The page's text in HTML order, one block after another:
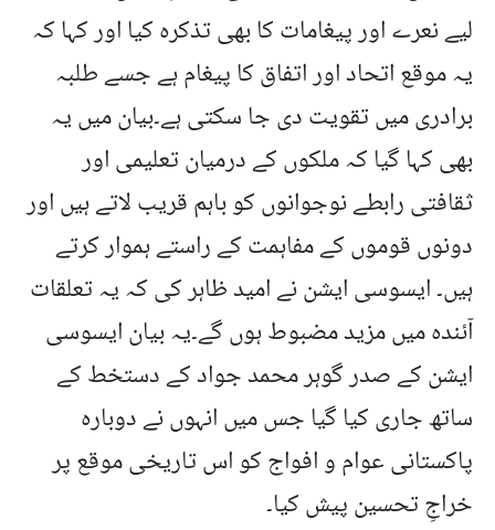
لیے نعرے اور پیغامات کا بھی تذکرہ کیا اور کہا کہ
یہ موقع اتحاد اور اتفاق کا پیغام ہے جسے طلبہ
برادری میں تقویت دی جا سکتی ہے۔بیان میں یہ
بھی کہا گیا کہ ملکوں کے درمیان تعلیمی اور
ثقافتی رابطے نوجوانوں کو باہم قریب لاتے ہیں اور
دونوں قوموں کے مفاہمت کے راستے ہموار کرتے
ہیں۔ ایسوسی ایشن نے امید ظاہر کی کہ یہ تعلقات
آئندہ میں مزید مضبوط ہوں گے۔یہ بیان ایسوسی
ایشن کے صدر گوہر محمد جواد کے دستخط کے
ساتھ جاری کیا گیا جس میں انہوں نے دوبارہ
پاکستانی عوام و افواج کو اس تاریخی موقع پر
خراجِ تحسین پیش کیا۔